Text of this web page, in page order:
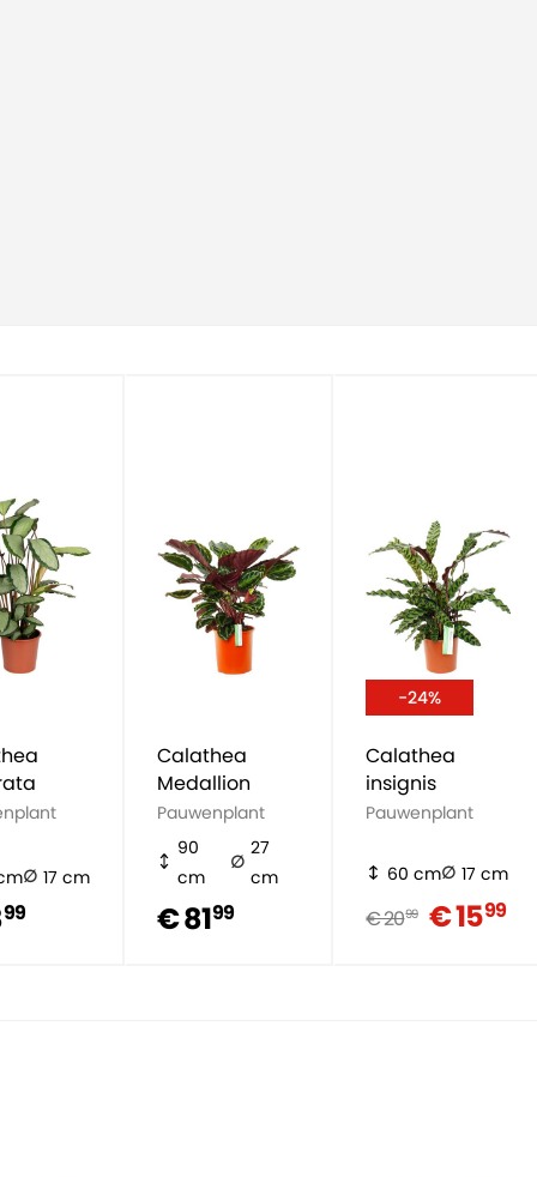
17 cm
99
Calathea
Medallion
Pauwenplant
90
cm
27
cm
€ 8199
-24%
Calathea
insignis
Pauwenplant
60 cm 17 cm
€ 2099 € 1599